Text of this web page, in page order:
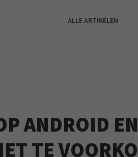
ALLE ARTIKELEN
ANDROID
TE